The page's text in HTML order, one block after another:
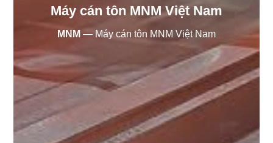
Máy cán tôn MNM Việt Nam
MNM — Máy cán tôn MNM Việt Nam